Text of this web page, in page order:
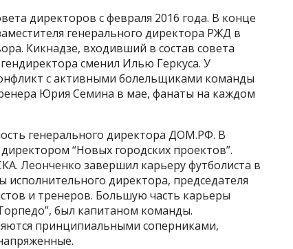
директоров с февраля 2016 года. В конце
генерального директора РЖД в
Кикнадзе, входивший в состав совета
сменил Илью Геркуса. У
с активными болельщиками команды
Юрия Семина в мае, фанаты на каждом
генерального директора ДОМ.РФ. В
“Новых городских проектов”.
Леонченко завершил карьеру футболиста в
исполнительного директора, председателя
и тренеров. Большую часть карьеры
был капитаном команды.
принципиальными соперниками,